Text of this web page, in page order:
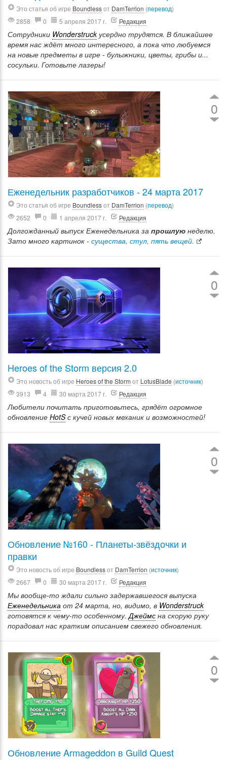
Это статья об игре Boundlessот DamTerrion (перевод)
2858
0 5 апреля 2017 г. Редакция
Сотрудники Wonderstruckусердно трудятся. В ближайшее
время нас ждёт много интересного, а пока что любуемся
на новые предметы в игре - булыжники, цветы, грибы и...
сосульки. Готовьте лазеры!
0
Еженедельник разработчиков - 24 марта 2017
Это статья об игре Boundlessот DamTerrion (перевод)
2652
0 1 апреля 2017 г. Редакция
Долгожданный выпуск Еженедельника за прошлую неделю.
Зато много картинок - существа, стул, пять вещей.
0
Heroes of the Storm версия 2.0
Это новость об игре Heroes of the Storm от LotusBlade (источник)
3913
4 30 марта 2017 г. Редакция
Любители почитать приготовьтесь, грядёт огромное
обновление HotSс кучей новых механик и возможностей!
0
Обновление №160 - Планеты-звёздочки и
правки
Это новость об игре Boundlessот DamTerrion (источник)
2667
0 30 марта 2017 г. Редакция
Мы вообще-то ждали сильно задержавшегося выпуска
Еженедельника от 24 марта, но, видимо, в Wonderstruck
готовятся к чему-то особенному.Джеймс на скорую руку
порадовал нас кратким описанием свежего обновления.
0
Обновление Armageddon в Guild Quest